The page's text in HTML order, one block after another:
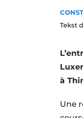
Tekst
à
Une